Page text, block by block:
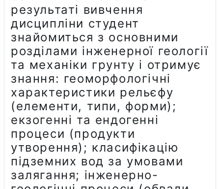
результаті вивчення
дисципліни студент
знайомиться з основними
розділами інженерної геології
та механіки грунту і отримує
знання: геоморфологічні
характеристики рельєфу
(елементи, типи, форми);
екзогенні та ендогенні
процеси (продукти
утворення); класифікацію
підземних вод за умовами
залягання; інженерно-